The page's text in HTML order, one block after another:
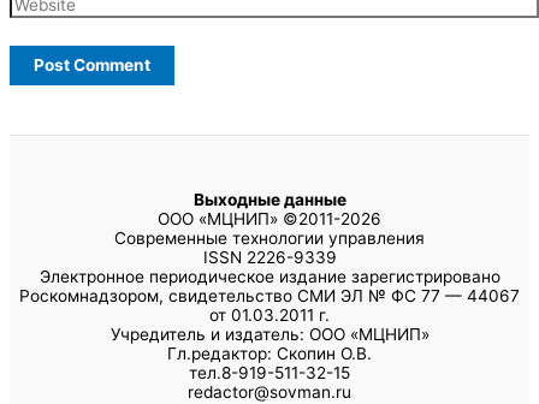
Выходные данные
ООО «МЦНИП» ©2011-2026
Современные технологии управления
ISSN 2226-9339
Электронное периодическое издание зарегистрировано
Роскомнадзором, свидетельство СМИ ЭЛ № ФС 77 — 44067
от 01.03.2011 г.
Учредитель и издатель: ООО «МЦНИП»
Гл.редактор: Скопин О.В.
тел.8-919-511-32-15
redactor@sovman.ru